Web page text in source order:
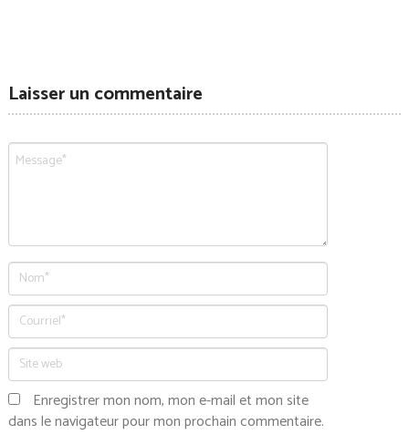
Laisser un commentaire
Enregistrer mon nom, mon e-mail et mon site
dans le navigateur pour mon prochain commentaire.